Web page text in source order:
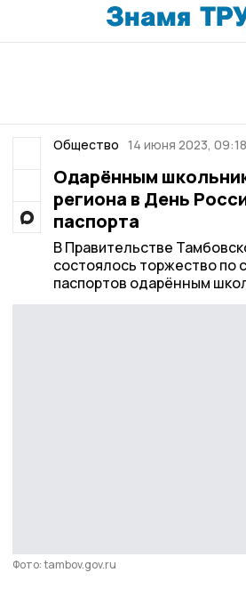
Общество 14 июня 2023, 09:18
Одарённым
региона в День
паспорта
В Правительстве
состоялось торжество по
паспортов одарённым
Фото: tambov.gov.ru